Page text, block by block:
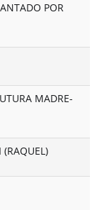
POR
MADRE-